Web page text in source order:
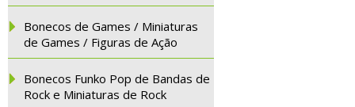
Bonecos de Games / Miniaturas
de Games / Figuras de Ação
Bonecos Funko Pop de Bandas de
Rock e Miniaturas de Rock